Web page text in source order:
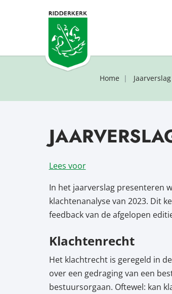
Home
Lees voor
In het jaarverslag presenteren
klachtenanalyse van 2023. Dit
feedback van de afgelopen
Klachtenrecht
Het klachtrecht is geregeld in
over een gedraging van een
bestuursorgaan. Oftewel: kan